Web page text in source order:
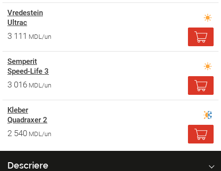
Vredestein
Ultrac
3 111 MDL/un
Semperit
Speed-Life 3
3 016 MDL/un
Kleber
Quadraxer 2
2 540 MDL/un
Descriere